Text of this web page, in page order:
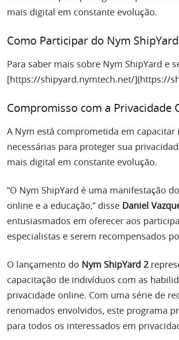
mais digital em constante evolução.
Como Participar do Nym
Para saber mais sobre Nym ShipYard e
[https://shipyard.nymtech.net/](https://
Compromisso com a Privacidade
A Nym está comprometida em
necessárias para proteger sua
mais digital em constante evolução.
“O Nym ShipYard é uma manifestação
online e a educação,” disse Daniel
entusiasmados em oferecer aos
especialistas e serem recompensados
O lançamento do Nym ShipYard 2
capacitação de indivíduos com as
privacidade online. Com uma série de
renomados envolvidos, este programa
para todos os interessados em